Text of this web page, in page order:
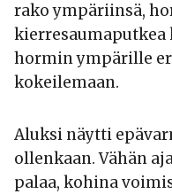
rako ympäriinsä,
kierresaumaputkea
hormin ympärille
kokeilemaan.
Aluksi näytti
ollenkaan. Vähän
palaa, kohina